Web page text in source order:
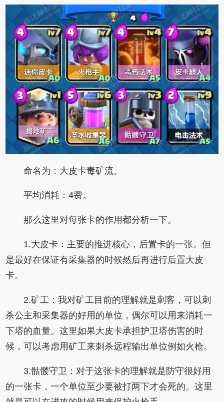
命名为：大皮卡毒矿流。
平均消耗：4费。
那么这里对每张卡的作用都分析一下。
1.大皮卡：主要的推进核心，后置卡的一张。但
是最好在保证有采集器的时候然后再进行后置大皮
卡。
2.矿工：我对矿工目前的理解就是刺客，可以刺
杀公主和采集器的好用的单位，偶尔可以用来消耗一
下塔的血量。这里如果大皮卡承担护卫塔伤害的时
候，可以考虑用矿工来刺杀远程输出单位例如火枪。
3.骷髅守卫：对于这张卡的理解就是防守很好用
的一张卡，一个单位至少要被打两下才会死的。这里